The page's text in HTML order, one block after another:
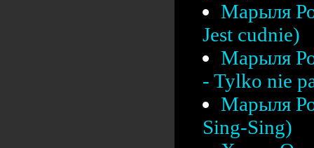
Марыля
Jest cudnie)
Марыля
- Tylko nie
Марыля
Sing-Sing)